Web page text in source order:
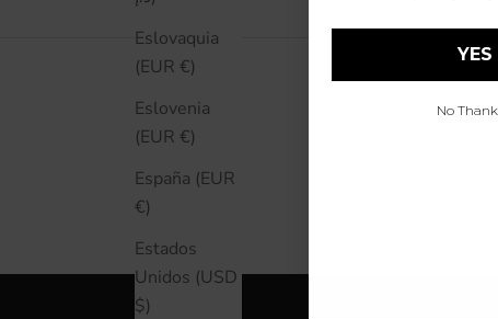
Eslovaquia
(EUR €)
Eslovenia
(EUR €)
España (EUR
€)
Estados
Unidos (USD
$)
No